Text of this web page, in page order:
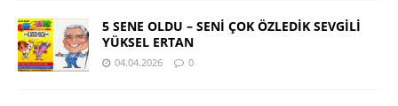
5 SENE OLDU – SENİ ÇOK ÖZLEDİK SEVGİLİ
YÜKSEL ERTAN
04.04.2026 0